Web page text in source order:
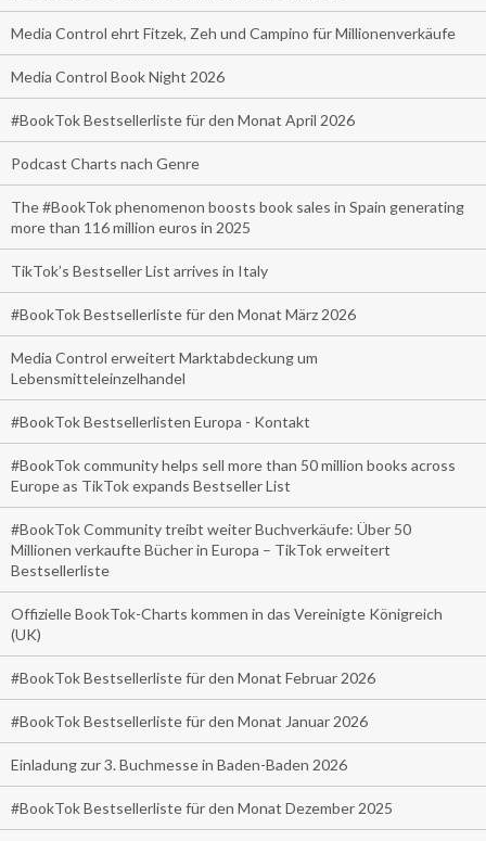
Media Control ehrt Fitzek, Zeh und Campino für Millionenverkäufe
Media Control Book Night 2026
#BookTok Bestsellerliste für den Monat April 2026
Podcast Charts nach Genre
The #BookTok phenomenon boosts book sales in Spain generating
more than 116 million euros in 2025
TikTok’s Bestseller List arrives in Italy
#BookTok Bestsellerliste für den Monat März 2026
Media Control erweitert Marktabdeckung um
Lebensmitteleinzelhandel
#BookTok Bestsellerlisten Europa - Kontakt
#BookTok community helps sell more than 50 million books across
Europe as TikTok expands Bestseller List
#BookTok Community treibt weiter Buchverkäufe: Über 50
Millionen verkaufte Bücher in Europa – TikTok erweitert
Bestsellerliste
Offizielle BookTok-Charts kommen in das Vereinigte Königreich
(UK)
#BookTok Bestsellerliste für den Monat Februar 2026
#BookTok Bestsellerliste für den Monat Januar 2026
Einladung zur 3. Buchmesse in Baden-Baden 2026
#BookTok Bestsellerliste für den Monat Dezember 2025